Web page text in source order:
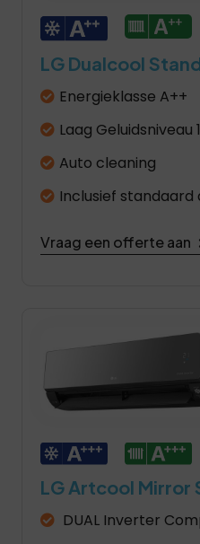
LG Dualcool
Energieklasse A++
Laag Geluidsniveau
Auto cleaning
Inclusief standaard
Vraag een offerte aan
LG Artcool Mirror
DUAL Inverter